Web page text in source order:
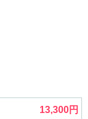
13,300円